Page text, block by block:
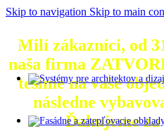
Skip to navigation Skip to main
Milí zákazníci, od
naša firma
tešíme na vaše
následne
Ďakujeme za